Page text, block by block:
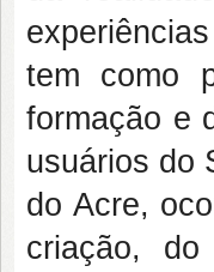
tem como
formação e
usuários do
do Acre,
criação,